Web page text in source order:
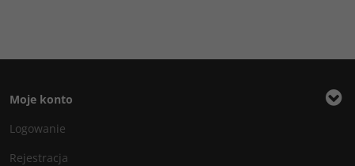
Moje konto
Logowanie
Rejestracja